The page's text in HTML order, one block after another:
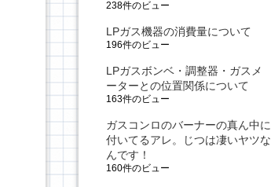
238件のビュー
LPガス機器の消費量について
196件のビュー
LPガスボンベ・調整器・ガスメ
ーターとの位置関係について
163件のビュー
ガスコンロのバーナーの真ん中に
付いてるアレ。じつは凄いヤツな
んです！
160件のビュー